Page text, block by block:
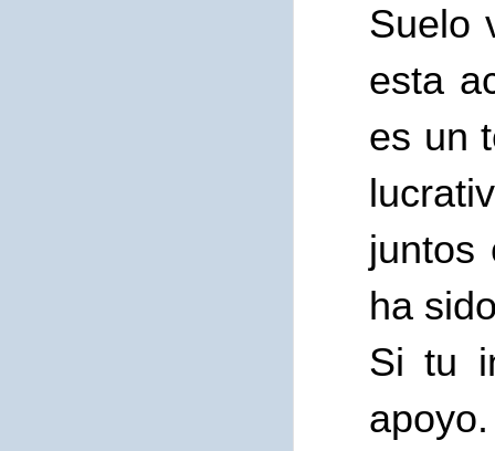
Suelo
esta
es un
juntos
ha
Si tu
apoyo.